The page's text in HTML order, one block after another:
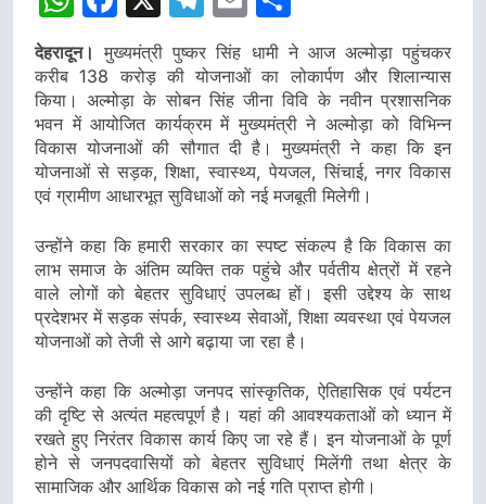
देहरादून। मुख्यमंत्री पुष्कर सिंह धामी ने आज अल्मोड़ा पहुंचकर
करीब 138 करोड़ की योजनाओं का लोकार्पण और शिलान्यास
किया। अल्मोड़ा के सोबन सिंह जीना विवि के नवीन प्रशासनिक
भवन में आयोजित कार्यक्रम में मुख्यमंत्री ने अल्मोड़ा को विभिन्न
विकास योजनाओं की सौगात दी है। मुख्यमंत्री ने कहा कि इन
योजनाओं से सड़क, शिक्षा, स्वास्थ्य, पेयजल, सिंचाई, नगर विकास
एवं ग्रामीण आधारभूत सुविधाओं को नई मजबूती मिलेगी।
उन्होंने कहा कि हमारी सरकार का स्पष्ट संकल्प है कि विकास का
लाभ समाज के अंतिम व्यक्ति तक पहुंचे और पर्वतीय क्षेत्रों में रहने
वाले लोगों को बेहतर सुविधाएं उपलब्ध हों। इसी उद्देश्य के साथ
प्रदेशभर में सड़क संपर्क, स्वास्थ्य सेवाओं, शिक्षा व्यवस्था एवं पेयजल
योजनाओं को तेजी से आगे बढ़ाया जा रहा है।
उन्होंने कहा कि अल्मोड़ा जनपद सांस्कृतिक, ऐतिहासिक एवं पर्यटन
की दृष्टि से अत्यंत महत्वपूर्ण है। यहां की आवश्यकताओं को ध्यान में
रखते हुए निरंतर विकास कार्य किए जा रहे हैं। इन योजनाओं के पूर्ण
होने से जनपदवासियों को बेहतर सुविधाएं मिलेंगी तथा क्षेत्र के
सामाजिक और आर्थिक विकास को नई गति प्राप्त होगी।